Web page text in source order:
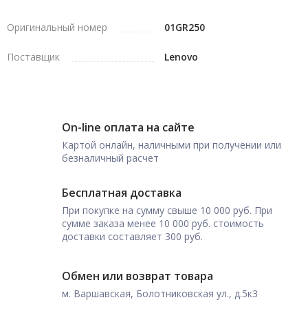
Оригинальный номер 01GR250
Поставщик Lenovo
On-line оплата на сайте
Картой онлайн, наличными при получении или
безналичный расчет
Бесплатная доставка
При покупке на сумму свыше 10 000 руб. При
сумме заказа менее 10 000 руб. стоимость
доставки составляет 300 руб.
Обмен или возврат товара
м. Варшавская, Болотниковская ул., д.5к3